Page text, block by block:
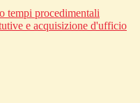
tempi procedimentali
e acquisizione d'ufficio